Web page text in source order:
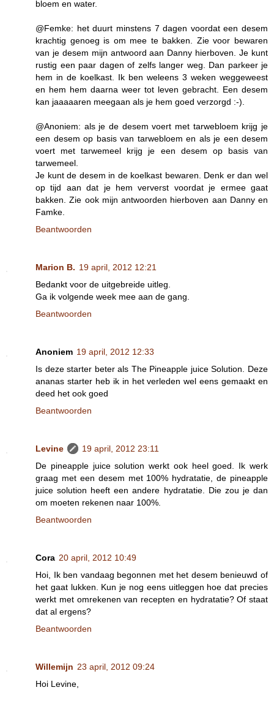
bloem en water.
@Femke: het duurt minstens 7 dagen voordat een desem
krachtig genoeg is om mee te bakken. Zie voor bewaren
van je desem mijn antwoord aan Danny hierboven. Je kunt
rustig een paar dagen of zelfs langer weg. Dan parkeer je
hem in de koelkast. Ik ben weleens 3 weken weggeweest
en hem hem daarna weer tot leven gebracht. Een desem
kan jaaaaaren meegaan als je hem goed verzorgd :-).
@Anoniem: als je de desem voert met tarwebloem krijg je
een desem op basis van tarwebloem en als je een desem
voert met tarwemeel krijg je een desem op basis van
tarwemeel.
Je kunt de desem in de koelkast bewaren. Denk er dan wel
op tijd aan dat je hem ververst voordat je ermee gaat
bakken. Zie ook mijn antwoorden hierboven aan Danny en
Famke.
Beantwoorden
Marion B. 19 april, 2012 12:21
Bedankt voor de uitgebreide uitleg.
Ga ik volgende week mee aan de gang.
Beantwoorden
Anoniem 19 april, 2012 12:33
Is deze starter beter als The Pineapple juice Solution. Deze
ananas starter heb ik in het verleden wel eens gemaakt en
deed het ook goed
Beantwoorden
Levine
19 april, 2012 23:11
De pineapple juice solution werkt ook heel goed. Ik werk
graag met een desem met 100% hydratatie, de pineapple
juice solution heeft een andere hydratatie. Die zou je dan
om moeten rekenen naar 100%.
Beantwoorden
Cora 20 april, 2012 10:49
Hoi, Ik ben vandaag begonnen met het desem benieuwd of
het gaat lukken. Kun je nog eens uitleggen hoe dat precies
werkt met omrekenen van recepten en hydratatie? Of staat
dat al ergens?
Beantwoorden
Willemijn 23 april, 2012 09:24
Hoi Levine,